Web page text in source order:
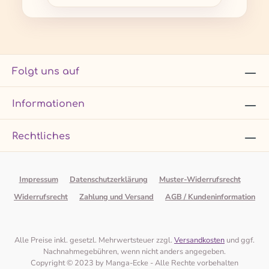
Folgt uns auf
Informationen
Rechtliches
Impressum Datenschutzerklärung
Muster-Widerrufsrecht
Widerrufsrecht
Zahlung und Versand AGB / Kundeninformation
Alle Preise inkl. gesetzl. Mehrwertsteuer zzgl. Versandkosten und ggf.
Nachnahmegebühren, wenn nicht anders angegeben.
Copyright © 2023 by Manga-Ecke - Alle Rechte vorbehalten